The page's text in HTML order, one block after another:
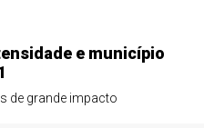
e município
de grande impacto